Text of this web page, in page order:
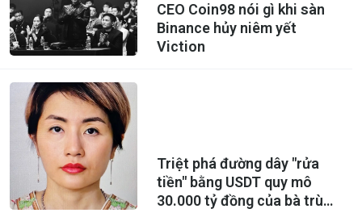
CEO Coin98 nói gì khi sàn
Binance hủy niêm yết
Viction
Triệt phá đường dây "rửa
tiền" bằng USDT quy mô
30.000 tỷ đồng của bà trùm